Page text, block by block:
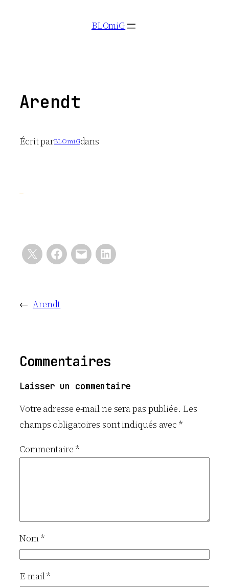
BLOmiG
Arendt
Écrit parBLOmiGdans
← Arendt
Commentaires
Laisser un commentaire
Votre adresse e-mail ne sera pas publiée. Les
champs obligatoires sont indiqués avec*
Commentaire *
Nom*
E-mail*